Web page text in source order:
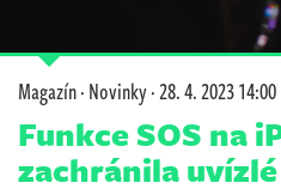
Magazín·Novinky·28. 4. 2023 14:00
Funkce SOS na
zachránila